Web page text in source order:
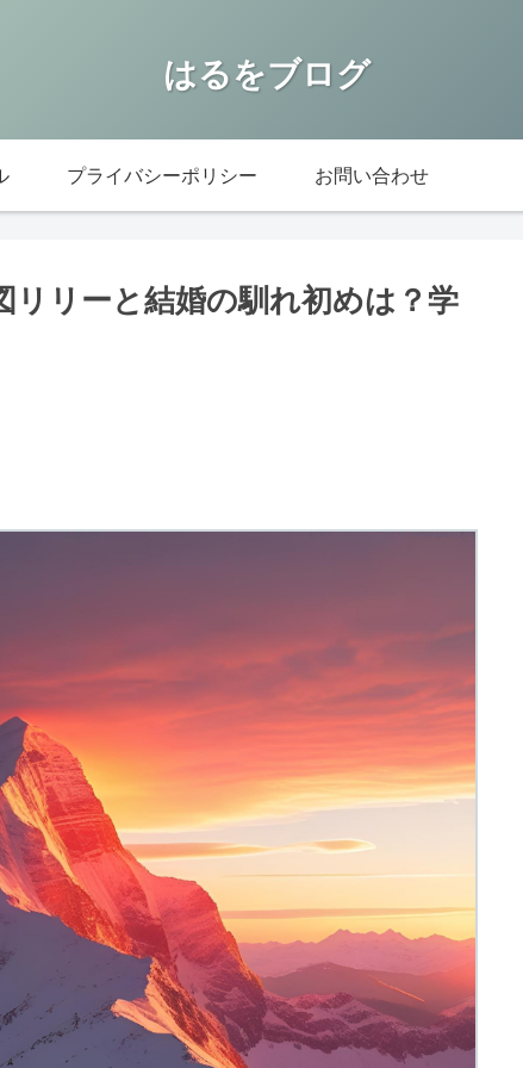
はるをブログ
プライバシーポリシー お問い合わせ
リーと結婚の馴れ初めは？学